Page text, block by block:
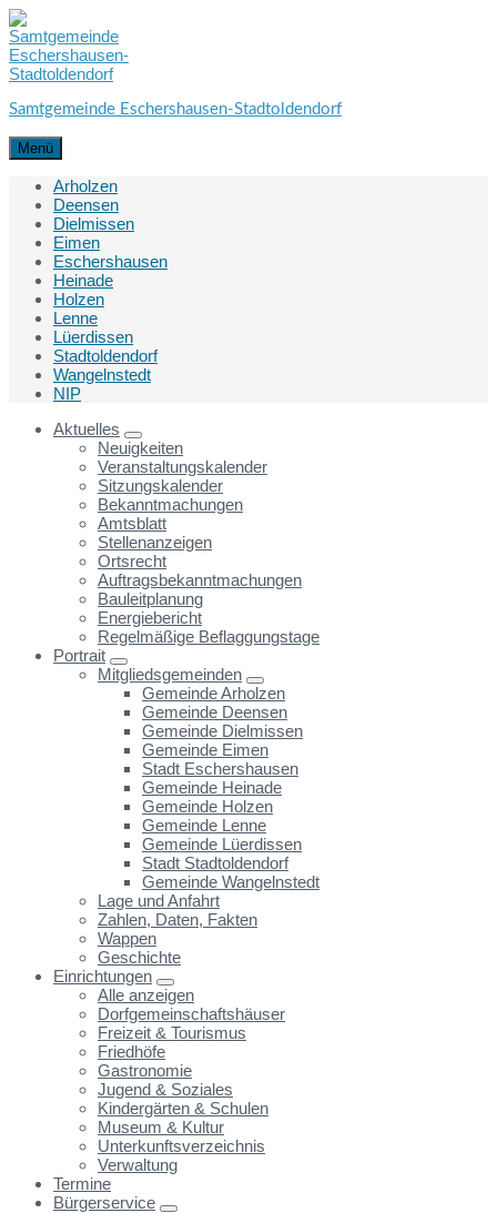
Skip
to
content
Skip
to
main
navigation
Skip
to
footer
Samtgemeinde Eschershausen-Stadtoldendorf
Menü
Arholzen
Deensen
Dielmissen
Eimen
Eschershausen
Heinade
Holzen
Lenne
Lüerdissen
Stadtoldendorf
Wangelnstedt
NIP
Aktuelles
Neuigkeiten
Veranstaltungskalender
Sitzungskalender
Bekanntmachungen
Amtsblatt
Stellenanzeigen
Ortsrecht
Auftragsbekanntmachungen
Bauleitplanung
Energiebericht
Regelmäßige Beflaggungstage
Portrait
Mitgliedsgemeinden
Gemeinde Arholzen
Gemeinde Deensen
Gemeinde Dielmissen
Gemeinde Eimen
Stadt Eschershausen
Gemeinde Heinade
Gemeinde Holzen
Gemeinde Lenne
Gemeinde Lüerdissen
Stadt Stadtoldendorf
Gemeinde Wangelnstedt
Lage und Anfahrt
Zahlen, Daten, Fakten
Wappen
Geschichte
Einrichtungen
Alle anzeigen
Dorfgemeinschaftshäuser
Freizeit & Tourismus
Friedhöfe
Gastronomie
Jugend & Soziales
Kindergärten & Schulen
Museum & Kultur
Unterkunftsverzeichnis
Verwaltung
Termine
Bürgerservice